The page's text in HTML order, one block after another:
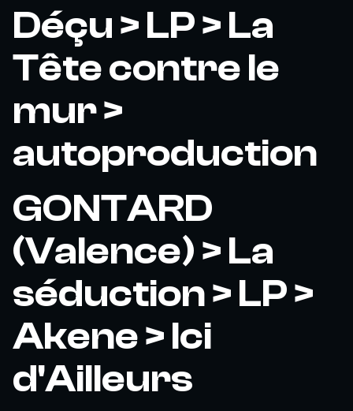
Déçu > LP > La
Tête contre le
mur >
autoproduction
GONTARD
(Valence) > La
séduction > LP >
Akene > Ici
d'Ailleurs